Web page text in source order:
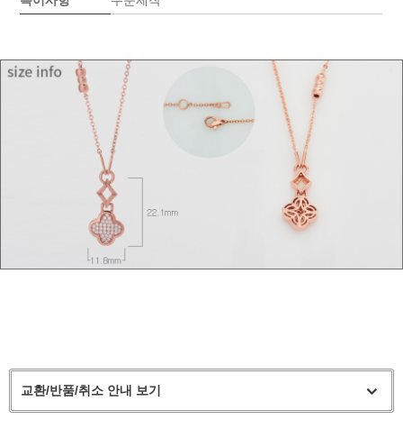
교환/반품/취소 안내 보기